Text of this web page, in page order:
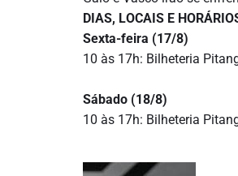
DIAS, LOCAIS E
Sexta-feira (17/8)
10 às 17h: Bilheteria
Sábado (18/8)
10 às 17h: Bilheteria